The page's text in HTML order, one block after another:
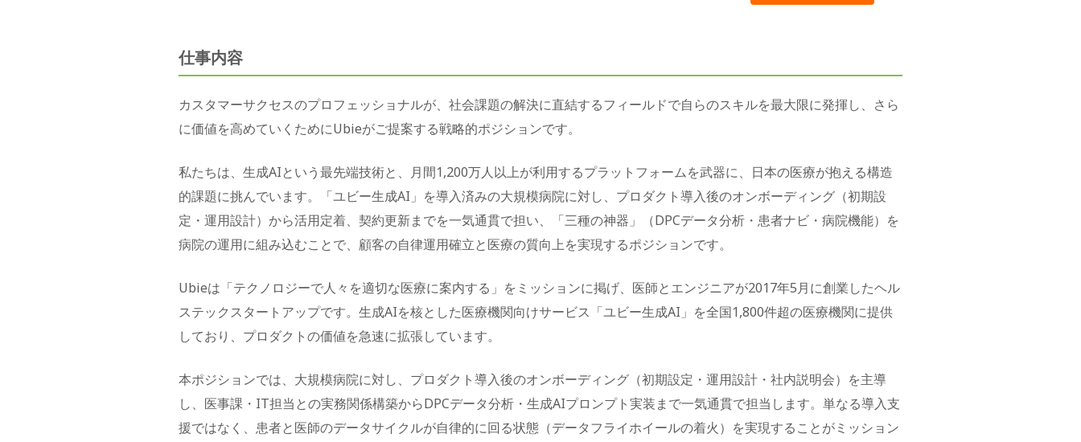
仕事内容
カスタマーサクセスのプロフェッショナルが、社会課題の解決に直結するフィールドで自らのスキルを最大限に発揮し、さら
に価値を高めていくためにUbieがご提案する戦略的ポジションです。
私たちは、生成AIという最先端技術と、月間1,200万人以上が利用するプラットフォームを武器に、日本の医療が抱える構造
的課題に挑んでいます。「ユビー生成AI」を導入済みの大規模病院に対し、プロダクト導入後のオンボーディング（初期設
定・運用設計）から活用定着、契約更新までを一気通貫で担い、「三種の神器」（DPCデータ分析・患者ナビ・病院機能）を
病院の運用に組み込むことで、顧客の自律運用確立と医療の質向上を実現するポジションです。
Ubieは「テクノロジーで人々を適切な医療に案内する」をミッションに掲げ、医師とエンジニアが2017年5月に創業したヘル
ステックスタートアップです。生成AIを核とした医療機関向けサービス「ユビー生成AI」を全国1,800件超の医療機関に提供
しており、プロダクトの価値を急速に拡張しています。
本ポジションでは、大規模病院に対し、プロダクト導入後のオンボーディング（初期設定・運用設計・社内説明会）を主導
し、医事課・IT担当との実務関係構築からDPCデータ分析・生成AIプロンプト実装まで一気通貫で担当します。単なる導入支
援ではなく、患者と医師のデータサイクルが自律的に回る状態（データフライホイールの着火）を実現することがミッション